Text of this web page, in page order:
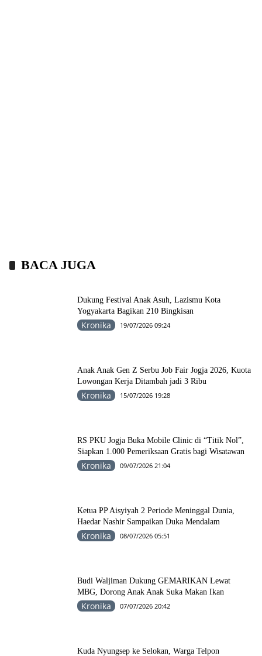
BACA JUGA
Dukung Festival Anak Asuh, Lazismu Kota
Yogyakarta Bagikan 210 Bingkisan
Kronika 19/07/2026 09:24
Anak Anak Gen Z Serbu Job Fair Jogja 2026, Kuota
Lowongan Kerja Ditambah jadi 3 Ribu
Kronika 15/07/2026 19:28
RS PKU Jogja Buka Mobile Clinic di “Titik Nol”,
Siapkan 1.000 Pemeriksaan Gratis bagi Wisatawan
Kronika 09/07/2026 21:04
Ketua PP Aisyiyah 2 Periode Meninggal Dunia,
Haedar Nashir Sampaikan Duka Mendalam
Kronika 08/07/2026 05:51
Budi Waljiman Dukung GEMARIKAN Lewat
MBG, Dorong Anak Anak Suka Makan Ikan
Kronika 07/07/2026 20:42
Kuda Nyungsep ke Selokan, Warga Telpon